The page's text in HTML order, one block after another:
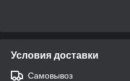
Условия доставки
Самовывоз